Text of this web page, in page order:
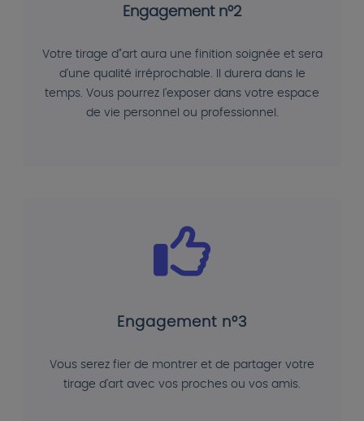
Engagement n°2
Votre tirage d"art aura une finition soignée et sera
d'une qualité irréprochable. Il durera dans le
temps. Vous pourrez l'exposer dans votre espace
de vie personnel ou professionnel.
Engagement n°3
Vous serez fier de montrer et de partager votre
tirage d'art avec vos proches ou vos amis.